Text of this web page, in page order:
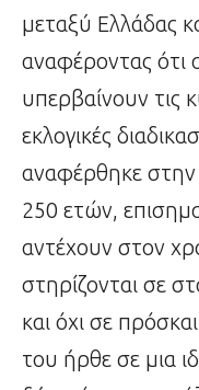
μεταξύ Ελλάδας
αναφέροντας ότι
υπερβαίνουν τις
εκλογικές
αναφέρθηκε στην
250 ετών,
αντέχουν στον
στηρίζονται σε
και όχι σε
του ήρθε σε μια